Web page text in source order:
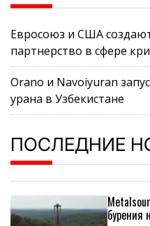
Евросоюз и США
партнерство в сфере
Orano и Navoiyuran
урана в Узбекистане
ПОСЛЕДНИЕ
бурения